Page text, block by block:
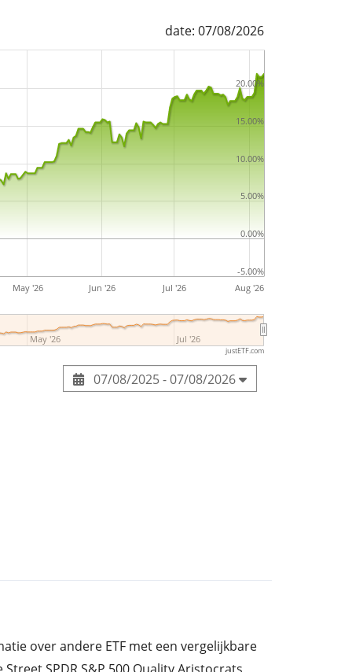
date: 07/08/2026
May '26 Jun '26 Jul '26 Aug '26
May '26 Jul '26
-5.00%
0.00%
5.00%
10.00%
15.00%
20.00%
justETF.com
07/08/2025 - 07/08/2026
over andere ETF met een vergelijkbare